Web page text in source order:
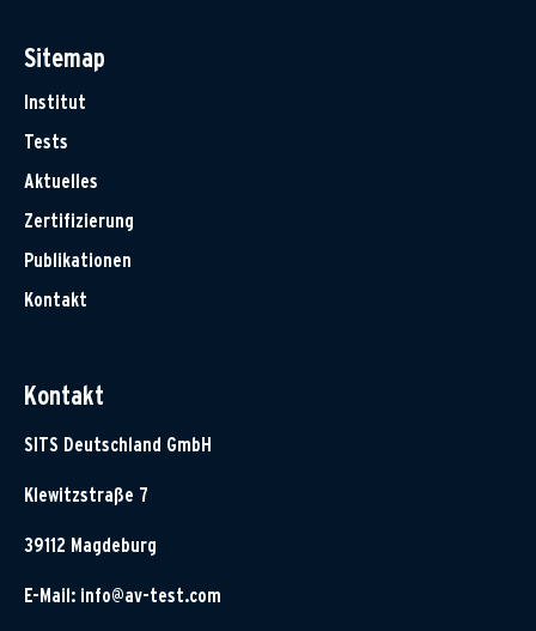
Sitemap
Institut
Tests
Aktuelles
Zertifizierung
Publikationen
Kontakt
Kontakt
SITS Deutschland GmbH
Klewitzstraße 7
39112 Magdeburg
E-Mail: info@av-test.com